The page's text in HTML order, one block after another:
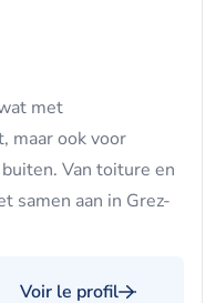
met
maar ook voor
Van toiture en
samen aan in Grez-
Voir le profil